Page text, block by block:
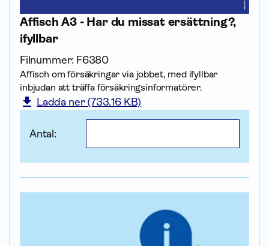
Affisch A3 - Har du missat ersättning?,
ifyllbar
Filnummer: F6380
Affisch om försäk­ringar via jobbet, med ifyllbar
inbjudan att träffa försäkrings­informatörer.
Ladda ner (733.16 KB)
Antal: